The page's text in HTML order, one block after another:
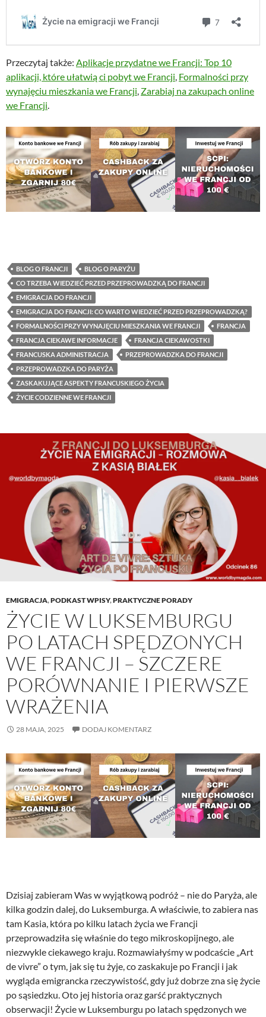
Przeczytaj także: Aplikacje przydatne we Francji: Top 10
aplikacji, które ułatwią ci pobyt we Francji, Formalności przy
wynajęciu mieszkania we Francji, Zarabiaj na zakupach online
we Francji.
BLOG O FRANCJI
BLOG O PARYŻU
CO TRZEBA WIEDZIEĆ PRZED PRZEPROWADZKĄ DO FRANCJI
EMIGRACJA DO FRANCJI
EMIGRACJA DO FRANCJI: CO WARTO WIEDZIEĆ PRZED PRZEPROWADZKĄ?
FORMALNOŚCI PRZY WYNAJĘCIU MIESZKANIA WE FRANCJI
FRANCJA
FRANCJA CIEKAWE INFORMACJE
FRANCJA CIEKAWOSTKI
FRANCUSKA ADMINISTRACJA
PRZEPROWADZKA DO FRANCJI
PRZEPROWADZKA DO PARYŻA
ZASKAKUJĄCE ASPEKTY FRANCUSKIEGO ŻYCIA
ŻYCIE CODZIENNE WE FRANCJI
EMIGRACJA,PODKAST WPISY,PRAKTYCZNE PORADY
ŻYCIE W LUKSEMBURGU
PO LATACH SPĘDZONYCH
WE FRANCJI – SZCZERE
PORÓWNANIE I PIERWSZE
WRAŻENIA
28 MAJA, 2025 DODAJ KOMENTARZ
Dzisiaj zabieram Was w wyjątkową podróż – nie do Paryża, ale
kilka godzin dalej, do Luksemburga. A właściwie, to zabiera nas
tam Kasia, która po kilku latach życia we Francji
przeprowadziła się właśnie do tego mikroskopijnego, ale
niezwykle ciekawego kraju. Rozmawiałyśmy w podcaście „Art
de vivre” o tym, jak się tu żyje, co zaskakuje po Francji i jak
wygląda emigrancka rzeczywistość, gdy już dobrze zna się życie
po sąsiedzku. Oto jej historia oraz garść praktycznych
obserwacji! Życie w Luksemburgu po latach spędzonych we